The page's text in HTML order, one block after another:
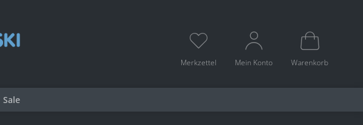
Merkzettel Mein Konto Warenkorb
Sale